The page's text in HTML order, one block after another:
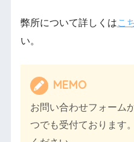
弊所について詳しくはこ
い。
MEMO
お問い合わせフォーム
つでも受付ております